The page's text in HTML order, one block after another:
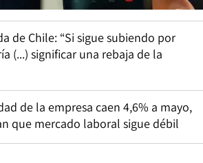
de Chile: “Si sigue subiendo por
(...) significar una rebaja de la
de la empresa caen 4,6% a mayo,
que mercado laboral sigue débil